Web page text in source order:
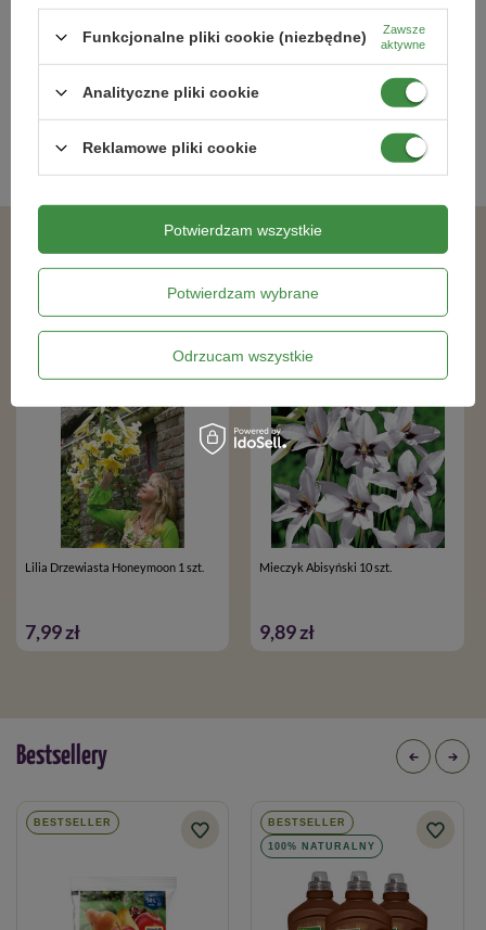
27,49 zł 15,99 zł
Kategorie powiązane
Podobne produkty
Lilia Drzewiasta Honeymoon 1 szt.
7,99 zł
Mieczyk Abisyński 10 szt.
9,89 zł
Bestsellery
BESTSELLER BESTSELLER
100% NATURALNY
Funkcjonalne pliki cookie (niezbędne)
Zawsze
aktywne
Analityczne pliki cookie
Reklamowe pliki cookie
Potwierdzam wybrane
Odrzucam wszystkie
Potwierdzam wszystkie